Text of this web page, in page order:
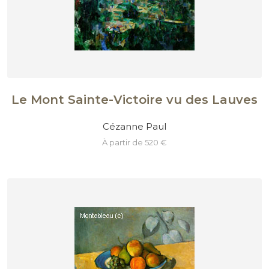
Le Mont Sainte-Victoire vu des Lauves
Cézanne Paul
à partir de 520 €